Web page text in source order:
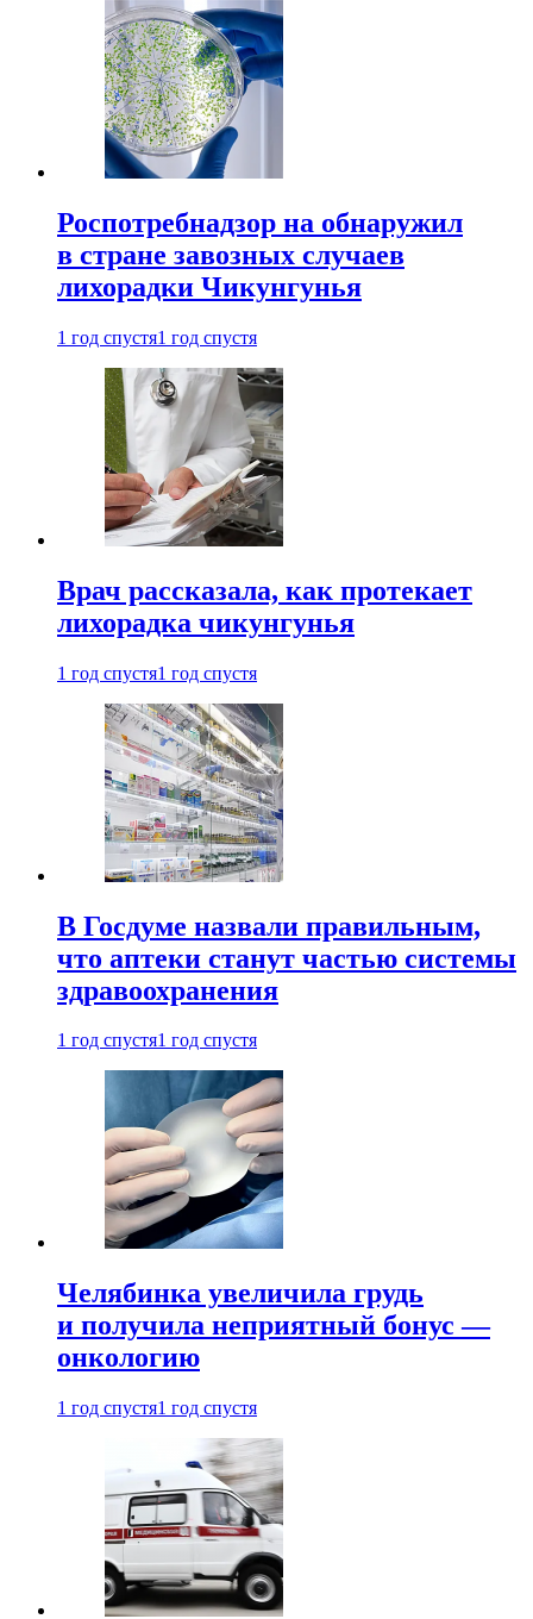
Роспотребнадзор на обнаружил
в стране завозных случаев
лихорадки Чикунгунья
1 год спустя1 год спустя
Врач рассказала, как протекает
лихорадка чикунгунья
1 год спустя1 год спустя
В Госдуме назвали правильным,
что аптеки станут частью системы
здравоохранения
1 год спустя1 год спустя
Челябинка увеличила грудь
и получила неприятный бонус —
онкологию
1 год спустя1 год спустя